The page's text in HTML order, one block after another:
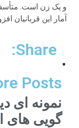
و یک زن است.
آمار این قربانیان
Share:
Posts
نمونه ای
گویی های